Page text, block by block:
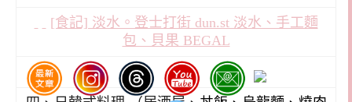
[食記] 淡水。登士打街 dun.st 淡水、手工麵
包、貝果 BEGAL